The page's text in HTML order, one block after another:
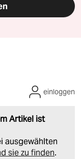
Artikel ist
ausgewählten
sie zu finden.
einloggen